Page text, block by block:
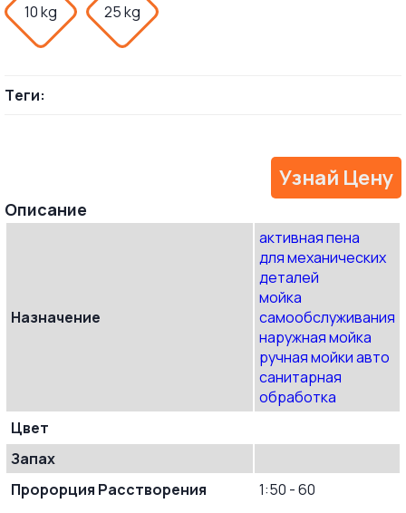
10 kg 25 kg
Теги:
Узнай Цену
Oписание
Назначение
активная пена
для механических
деталей
мойка
самообслуживания
наружная мойка
ручная мойки авто
санитарная
обработка
Цвет
Запах
Пророрция Расстворения
1:50 - 60